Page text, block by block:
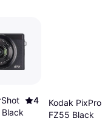
4
Kodak PixPro
FZ55 Black